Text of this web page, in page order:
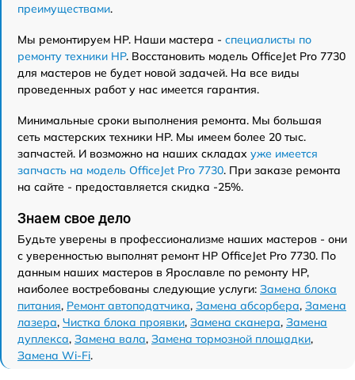
преимуществами.
Мы ремонтируем HP. Наши мастера - специалисты по
ремонту техники HP. Восстановить модель OfficeJet Pro 7730
для мастеров не будет новой задачей. На все виды
проведенных работ у нас имеется гарантия.
Минимальные сроки выполнения ремонта. Мы большая
сеть мастерских техники HP. Мы имеем более 20 тыс.
запчастей. И возможно на наших складах уже имеется
запчасть на модель OfficeJet Pro 7730. При заказе ремонта
на сайте - предоставляется скидка -25%.
Знаем свое дело
Будьте уверены в профессионализме наших мастеров - они
с уверенностью выполнят ремонт HP OfficeJet Pro 7730. По
данным наших мастеров в Ярославле по ремонту HP,
наиболее востребованы следующие услуги: Замена блока
питания, Ремонт автоподатчика, Замена абсорбера, Замена
лазера, Чистка блока проявки, Замена сканера, Замена
дуплекса, Замена вала, Замена тормозной площадки,
Замена Wi-Fi.